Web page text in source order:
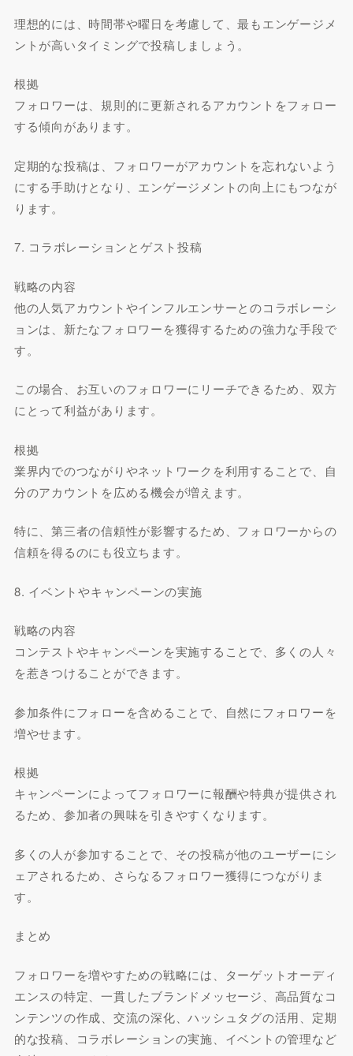
理想的には、時間帯や曜日を考慮して、最もエンゲージメ
ントが高いタイミングで投稿しましょう。
根拠
フォロワーは、規則的に更新されるアカウントをフォロー
する傾向があります。
定期的な投稿は、フォロワーがアカウントを忘れないよう
にする手助けとなり、エンゲージメントの向上にもつなが
ります。
7. コラボレーションとゲスト投稿
戦略の内容
他の人気アカウントやインフルエンサーとのコラボレーシ
ョンは、新たなフォロワーを獲得するための強力な手段で
す。
この場合、お互いのフォロワーにリーチできるため、双方
にとって利益があります。
根拠
業界内でのつながりやネットワークを利用することで、自
分のアカウントを広める機会が増えます。
特に、第三者の信頼性が影響するため、フォロワーからの
信頼を得るのにも役立ちます。
8. イベントやキャンペーンの実施
戦略の内容
コンテストやキャンペーンを実施することで、多くの人々
を惹きつけることができます。
参加条件にフォローを含めることで、自然にフォロワーを
増やせます。
根拠
キャンペーンによってフォロワーに報酬や特典が提供され
るため、参加者の興味を引きやすくなります。
多くの人が参加することで、その投稿が他のユーザーにシ
ェアされるため、さらなるフォロワー獲得につながりま
す。
まとめ
フォロワーを増やすための戦略には、ターゲットオーディ
エンスの特定、一貫したブランドメッセージ、高品質なコ
ンテンツの作成、交流の深化、ハッシュタグの活用、定期
的な投稿、コラボレーションの実施、イベントの管理など